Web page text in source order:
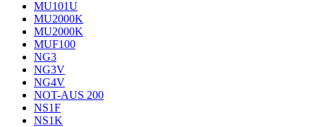
MU101U
MU2000K
MU2000K
MUF100
NG3
NG3V
NG4V
NOT-AUS 200
NS1F
NS1K